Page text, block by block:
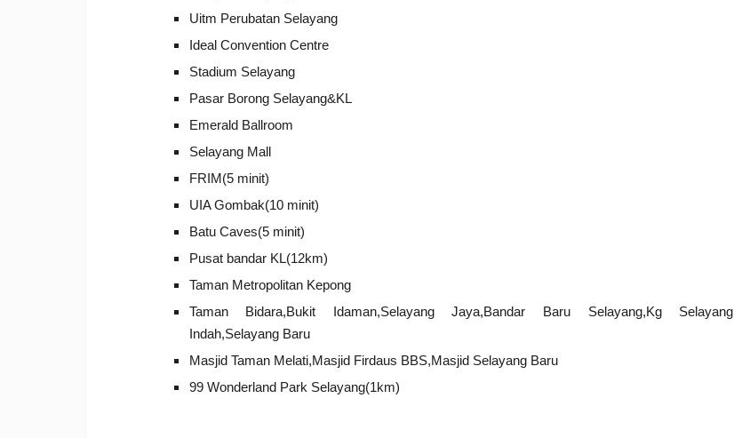
Uitm Perubatan Selayang
Ideal Convention Centre
Stadium Selayang
Pasar Borong Selayang&KL
Emerald Ballroom
Selayang Mall
FRIM(5 minit)
UIA Gombak(10 minit)
Batu Caves(5 minit)
Pusat bandar KL(12km)
Taman Metropolitan Kepong
Taman Bidara,Bukit Idaman,Selayang Jaya,Bandar Baru Selayang,Kg Selayang
Indah,Selayang Baru
Masjid Taman Melati,Masjid Firdaus BBS,Masjid Selayang Baru
99 Wonderland Park Selayang(1km)